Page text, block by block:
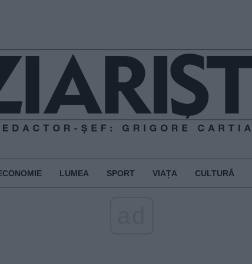
LUMEA SPORT VIAȚA CULTURĂ